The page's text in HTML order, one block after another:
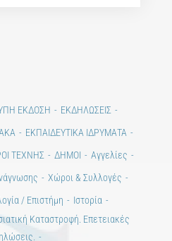
ΕΚΔΟΣΗ
ΕΚΔΗΛΩΣΕΙΣ
ΕΚΠΑΙΔΕΥΤΙΚΑ ΙΔΡΥΜΑΤΑ
ΤΕΧΝΗΣ ΔΗΜΟΙ
Αγγελίες
Χώροι & Συλλογές
/ Επιστήμη
Ιστορία
Καταστροφή. Επετειακές